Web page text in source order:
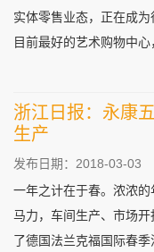
实体零售业态，正在成
目前最好的艺术购物中心
浙江日报：永康
生产
发布日期：2018-03-03
一年之计在于春。浓浓
马力，车间生产、市场
了德国法兰克福国际春季